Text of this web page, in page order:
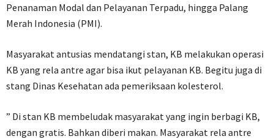
Penanaman Modal dan Pelayanan Terpadu, hingga Palang
Merah Indonesia (PMI).
Masyarakat antusias mendatangi stan, KB melakukan operasi
KB yang rela antre agar bisa ikut pelayanan KB. Begitu juga di
stang Dinas Kesehatan ada pemeriksaan kolesterol.
” Di stan KB membeludak masyarakat yang ingin berbagi KB,
dengan gratis. Bahkan diberi makan. Masyarakat rela antre